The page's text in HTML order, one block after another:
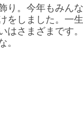
り。今年もみん
をしました。一
はさまざまです